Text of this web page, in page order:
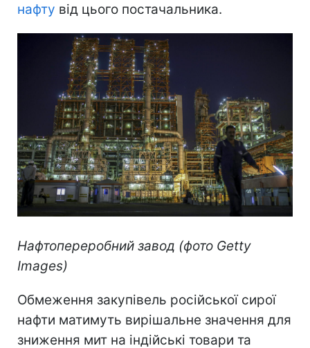
нафту від цього постачальника.
Нафтопереробний завод (фото Getty
Images)
Обмеження закупівель російської сирої
нафти матимуть вирішальне значення для
зниження мит на індійські товари та